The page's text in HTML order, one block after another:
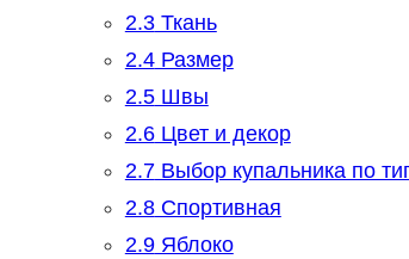
2.3Ткань
2.4Размер
2.5Швы
2.6Цвет и декор
2.7Выбор купальника по
2.8Спортивная
2.9Яблоко